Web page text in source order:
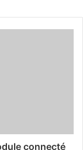
connecté